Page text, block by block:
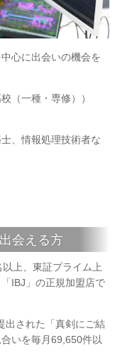
心に出会いの機会を
（一種・専修））
、情報処理技術者な
会える方
上、東証プライム上
IBJ」の正規加盟店で
出された「真剣にご結
いを毎月69,650件以